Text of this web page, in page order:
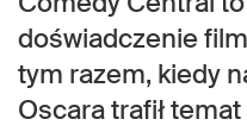
doświadczenie
tym razem, kiedy
Oscara trafił